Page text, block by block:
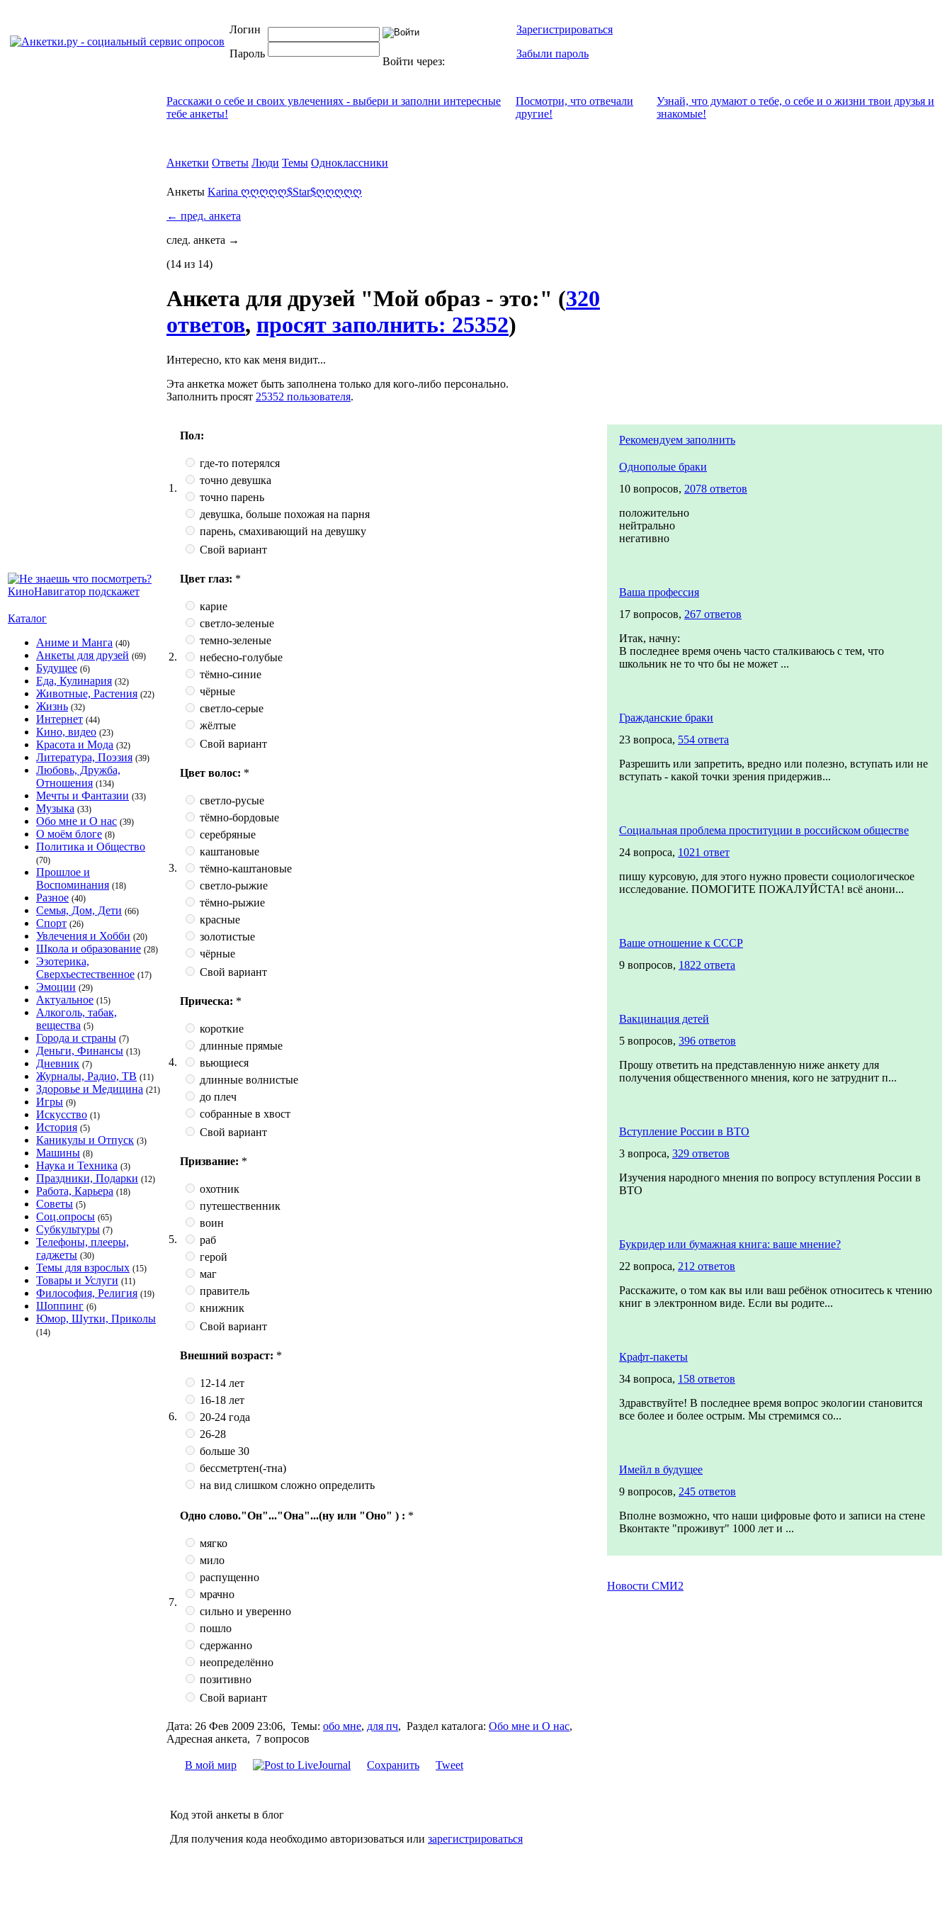
Логин
Пароль
Войти через:
Зарегистрироваться
Забыли пароль
Каталог
Аниме и Манга (40)
Анкеты для друзей (69)
Будущее (6)
Еда, Кулинария (32)
Животные, Растения (22)
Жизнь (32)
Интернет (44)
Кино, видео (23)
Красота и Мода (32)
Литература, Поэзия (39)
Любовь, Дружба,
Отношения (134)
Мечты и Фантазии (33)
Музыка (33)
Обо мне и О нас (39)
О моём блоге (8)
Политика и Общество
(70)
Прошлое и
Воспоминания (18)
Разное (40)
Семья, Дом, Дети (66)
Спорт (26)
Увлечения и Хобби (20)
Школа и образование (28)
Эзотерика,
Сверхъестественное (17)
Эмоции (29)
Актуальное (15)
Алкоголь, табак,
вещества (5)
Города и страны (7)
Деньги, Финансы (13)
Дневник (7)
Журналы, Радио, ТВ (11)
Здоровье и Медицина (21)
Игры (9)
Искусство (1)
История (5)
Каникулы и Отпуск (3)
Машины (8)
Наука и Техника (3)
Праздники, Подарки (12)
Работа, Карьера (18)
Советы (5)
Соц.опросы (65)
Субкультуры (7)
Телефоны, плееры,
гаджеты (30)
Темы для взрослых (15)
Товары и Услуги (11)
Философия, Религия (19)
Шоппинг (6)
Юмор, Шутки, Приколы
(14)
Расскажи о себе и своих увлечениях - выбери и заполни интересные
тебе анкеты!
Посмотри, что отвeчали
другие!
Узнай, что думают о тебе, о себе и о жизни твои друзья и
знакомые!
Анкетки Ответы Люди Темы Одноклассники
Анкеты Karina ღღღღღ$Star$ღღღღღ
← пред. анкета
след. анкета →
(14 из 14)
Анкета для друзей "Мой образ - это:" (320
ответов, просят заполнить: 25352)
Интересно, кто как меня видит...
Эта анкетка может быть заполнена только для кого-либо персонально.
Заполнить просят 25352 пользователя.
1.
Пол:
где-то потерялся
точно девушка
точно парень
девушка, больше похожая на парня
парень, смахивающий на девушку
Свой вариант
2.
Цвет глаз: *
карие
светло-зеленые
темно-зеленые
небесно-голубые
тёмно-синие
чёрные
светло-серые
жёлтые
Свой вариант
3.
Цвет волос: *
светло-русые
тёмно-бордовые
серебряные
каштановые
тёмно-каштановые
светло-рыжие
тёмно-рыжие
красные
золотистые
чёрные
Свой вариант
4.
Прическа: *
короткие
длинные прямые
вьющиеся
длинные волнистые
до плеч
собранные в хвост
Свой вариант
5.
Призвание: *
охотник
путешественник
воин
раб
герой
маг
правитель
книжник
Свой вариант
6.
Внешний возраст: *
12-14 лет
16-18 лет
20-24 года
26-28
больше 30
бессметртен(-тна)
на вид слишком сложно определить
7.
Одно слово."Он"..."Она"...(ну или "Оно" ) : *
мягко
мило
распущенно
мрачно
сильно и уверенно
пошло
сдержанно
неопределённо
позитивно
Свой вариант
Дата: 26 Фев 2009 23:06, Темы: обо мне, для пч, Раздел каталога: Обо мне и О нас,
Адресная анкета, 7 вопросов
В мой мир Сохранить Tweet
Код этой анкеты в блог
Для получения кода необходимо авторизоваться или зарегистрироваться
Рекомендуем заполнить
Однополые браки
10 вопросов, 2078 ответов
положительно
нейтрально
негативно
Ваша профессия
17 вопросов, 267 ответов
Итак, начну:
В последнее время очень часто сталкиваюсь с тем, что
школьник не то что бы не может ...
Гражданские браки
23 вопроса, 554 ответа
Разрешить или запретить, вредно или полезно, вступать или не
вступать - какой точки зрения придержив...
Социальная проблема проституции в российском обществе
24 вопроса, 1021 ответ
пишу курсовую, для этого нужно провести социологическое
исследование. ПОМОГИТЕ ПОЖАЛУЙСТА! всё анони...
Ваше отношение к СССР
9 вопросов, 1822 ответа
Вакцинация детей
5 вопросов, 396 ответов
Прошу ответить на представленную ниже анкету для
получения общественного мнения, кого не затруднит п...
Вступление России в ВТО
3 вопроса, 329 ответов
Изучения народного мнения по вопросу вступления России в
ВТО
Букридер или бумажная книга: ваше мнение?
22 вопроса, 212 ответов
Расскажите, о том как вы или ваш ребёнок относитесь к чтению
книг в электронном виде. Если вы родите...
Крафт-пакеты
34 вопроса, 158 ответов
Здравствуйте! В последнее время вопрос экологии становится
все более и более острым. Мы стремимся со...
Имейл в будущее
9 вопросов, 245 ответов
Вполне возможно, что наши цифровые фото и записи на стене
Вконтакте "проживут" 1000 лет и ...
Новости СМИ2